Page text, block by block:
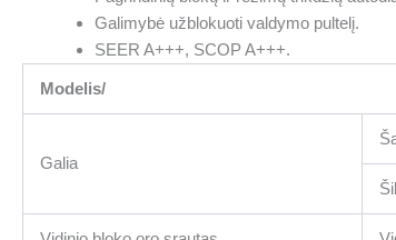
Galimybė užblokuoti valdymo pultelį.
SEER A+++, SCOP A+++.
Modelis/
Galia